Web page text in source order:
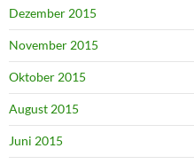
Dezember 2015
November 2015
Oktober 2015
August 2015
Juni 2015